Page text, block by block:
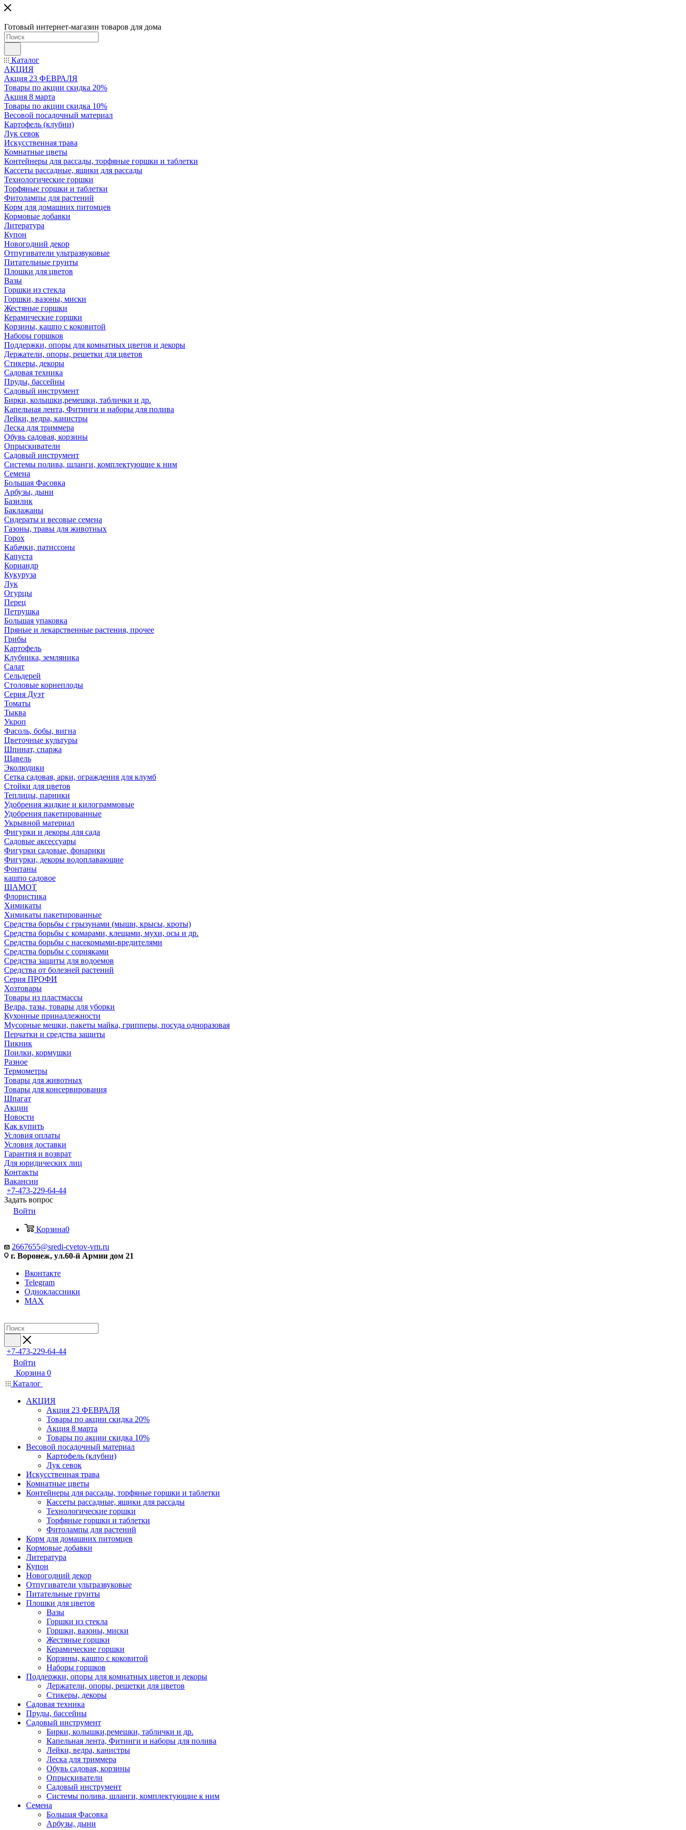
Готовый интернет-магазин товаров для дома
Каталог
АКЦИЯ
Акция 23 ФЕВРАЛЯ
Товары по акции скидка 20%
Акция 8 марта
Товары по акции скидка 10%
Весовой посадочный материал
Картофель (клубни)
Лук севок
Искусственная трава
Комнатные цветы
Контейнеры для рассады, торфяные горшки и таблетки
Кассеты рассадные, ящики для рассады
Технологические горшки
Торфяные горшки и таблетки
Фитолампы для растений
Корм для домашних питомцев
Кормовые добавки
Литература
Купон
Новогодний декор
Отпугиватели ультразвуковые
Питательные грунты
Плошки для цветов
Вазы
Горшки из стекла
Горшки, вазоны, миски
Жестяные горшки
Керамические горшки
Корзины, кашпо с коковитой
Наборы горшков
Поддержки, опоры для комнатных цветов и декоры
Держатели, опоры, решетки для цветов
Стикеры, декоры
Садовая техника
Пруды, бассейны
Садовый инструмент
Бирки, колышки,ремешки, таблички и др.
Капельная лента, Фитинги и наборы для полива
Лейки, ведра, канистры
Леска для триммера
Обувь садовая, корзины
Опрыскиватели
Садовый инструмент
Системы полива, шланги, комплектующие к ним
Семена
Большая Фасовка
Арбузы, дыни
Базилик
Баклажаны
Сидераты и весовые семена
Газоны, травы для животных
Горох
Кабачки, патиссоны
Капуста
Кориандр
Кукуруза
Лук
Огурцы
Перец
Петрушка
Большая упаковка
Пряные и лекарственные растения, прочее
Грибы
Картофель
Клубника, земляника
Салат
Сельдерей
Столовые корнеплоды
Серия Дуэт
Томаты
Тыква
Укроп
Фасоль, бобы, вигна
Цветочные культуры
Шпинат, спаржа
Щавель
Эколюдики
Сетка садовая, арки, ограждения для клумб
Стойки для цветов
Теплицы, парники
Удобрения жидкие и килограммовые
Удобрения пакетированные
Укрывной материал
Фигурки и декоры для сада
Садовые аксессуары
Фигурки садовые, фонарики
Фигурки, декоры водоплавающие
Фонтаны
кашпо садовое
ШАМОТ
Флористика
Химикаты
Химикаты пакетированные
Средства борьбы с грызунами (мыши, крысы, кроты)
Средства борьбы с комарами, клещами, мухи, осы и др.
Средства борьбы с насекомыми-вредителями
Средства борьбы с сорняками
Средства защиты для водоемов
Средства от болезней растений
Серия ПРОФИ
Хозтовары
Товары из пластмассы
Ведра, тазы, товары для уборки
Кухонные принадлежности
Мусорные мешки, пакеты майка, грипперы, посуда одноразовая
Перчатки и средства защиты
Пикник
Поилки, кормушки
Разное
Термометры
Товары для животных
Товары для консервирования
Шпагат
Акции
Новости
Как купить
Условия оплаты
Условия доставки
Гарантия и возврат
Для юридических лиц
Контакты
Вакансии
+7-473-229-64-44
Задать вопрос
Войти
Корзина0
2667655@sredi-cvetov-vrn.ru
г. Воронеж, ул.60-й Армии дом 21
Вконтакте
Telegram
Одноклассники
MAX
+7-473-229-64-44
Войти
Корзина 0
Каталог
АКЦИЯ
Акция 23 ФЕВРАЛЯ
Товары по акции скидка 20%
Акция 8 марта
Товары по акции скидка 10%
Весовой посадочный материал
Картофель (клубни)
Лук севок
Искусственная трава
Комнатные цветы
Контейнеры для рассады, торфяные горшки и таблетки
Кассеты рассадные, ящики для рассады
Технологические горшки
Торфяные горшки и таблетки
Фитолампы для растений
Корм для домашних питомцев
Кормовые добавки
Литература
Купон
Новогодний декор
Отпугиватели ультразвуковые
Питательные грунты
Плошки для цветов
Вазы
Горшки из стекла
Горшки, вазоны, миски
Жестяные горшки
Керамические горшки
Корзины, кашпо с коковитой
Наборы горшков
Поддержки, опоры для комнатных цветов и декоры
Держатели, опоры, решетки для цветов
Стикеры, декоры
Садовая техника
Пруды, бассейны
Садовый инструмент
Бирки, колышки,ремешки, таблички и др.
Капельная лента, Фитинги и наборы для полива
Лейки, ведра, канистры
Леска для триммера
Обувь садовая, корзины
Опрыскиватели
Садовый инструмент
Системы полива, шланги, комплектующие к ним
Семена
Большая Фасовка
Арбузы, дыни